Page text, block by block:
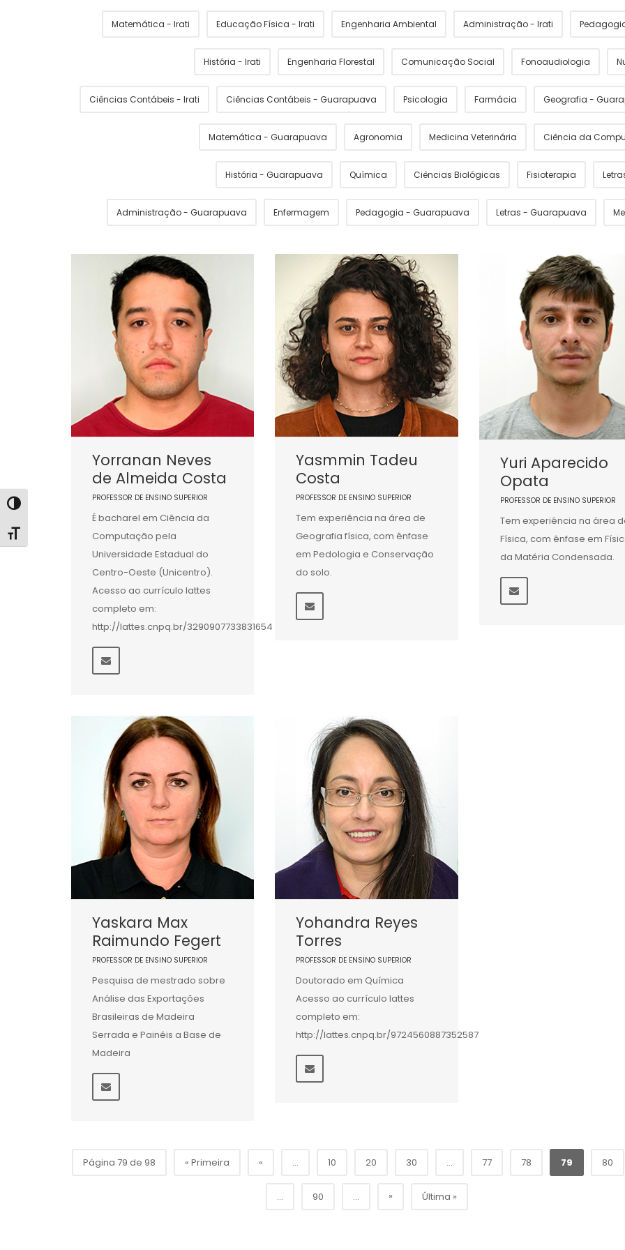
Alternar alto contraste
Alternar tamanho da fonte
Matemática - Irati Educação Física - Irati Engenharia Ambiental Administração - Irati
História - Irati Engenharia Florestal Comunicação Social Fonoaudiologia
Ciências Contábeis - Irati Ciências Contábeis - Guarapuava Psicologia Farmácia Geografia -
Matemática - Guarapuava Agronomia Medicina Veterinária Ciência da
História - Guarapuava Química Ciências Biológicas Fisioterapia
Administração - Guarapuava Enfermagem Pedagogia - Guarapuava Letras - Guarapuava
Yorranan Neves
de Almeida Costa
PROFESSOR DE ENSINO SUPERIOR
É bacharel em Ciência da
Computação pela
Universidade Estadual do
Centro-Oeste (Unicentro).
Acesso ao currículo lattes
completo em:
http://lattes.cnpq.br/3290907733831654
Yasmmin Tadeu
Costa
PROFESSOR DE ENSINO SUPERIOR
Tem experiência na área de
Geografia física, com ênfase
em Pedologia e Conservação
do solo.
Yuri Aparecido
Opata
PROFESSOR DE ENSINO SUPERIOR
Tem experiência na área
Física, com ênfase em
da Matéria Condensada.
Yaskara Max
Raimundo Fegert
PROFESSOR DE ENSINO SUPERIOR
Pesquisa de mestrado sobre
Análise das Exportações
Brasileiras de Madeira
Serrada e Painéis a Base de
Madeira
Yohandra Reyes
Torres
PROFESSOR DE ENSINO SUPERIOR
Doutorado em Química
Acesso ao currículo lattes
completo em:
http://lattes.cnpq.br/9724560887352587
Página 79 de 98 « Primeira « ... 10 20 30 ... 77 78 79 80
... 90 ... » Última »